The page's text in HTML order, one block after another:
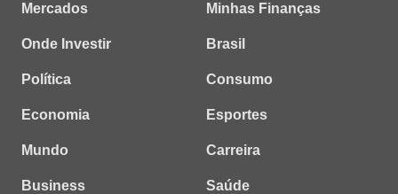
Mercados
Onde Investir
Política
Economia
Mundo
Business
Minhas Finanças
Brasil
Consumo
Esportes
Carreira
Saúde